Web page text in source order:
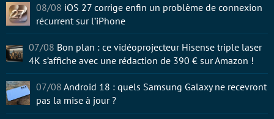
08/08 iOS 27 corrige enfin un problème de connexion
récurrent sur l’iPhone
07/08 Bon plan : ce vidéoprojecteur Hisense triple laser
4K s’affiche avec une rédaction de 390 € sur Amazon !
07/08 Android 18 : quels Samsung Galaxy ne recevront
pas la mise à jour ?